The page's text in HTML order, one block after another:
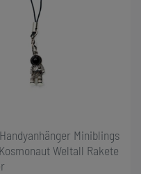
Miniblings
Weltall Rakete